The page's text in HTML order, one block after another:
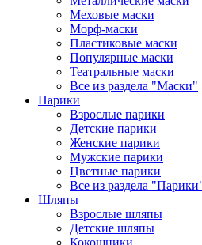
Меховые маски
Морф-маски
Пластиковые маски
Популярные маски
Театральные маски
Все из раздела "Маски"
Парики
Взрослые парики
Детские парики
Женские парики
Мужские парики
Цветные парики
Все из раздела
Шляпы
Взрослые шляпы
Детские шляпы
Кокошники